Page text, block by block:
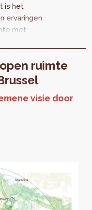
is het
ervaringen
met
ruimte
visie door